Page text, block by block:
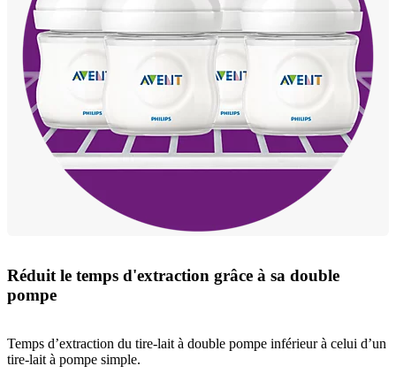
Réduit le temps d'extraction grâce à sa double
pompe
Temps d’extraction du tire-lait à double pompe inférieur à celui d’un
tire-lait à pompe simple.